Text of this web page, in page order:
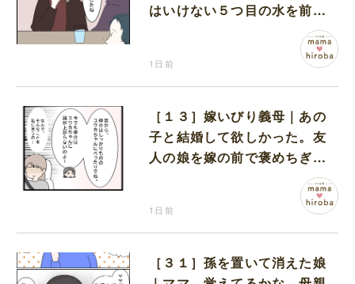
はいけない５つ目の水を前に
1日前
［１３］嫁いびり義母｜あの
子と結婚して欲しかった。友
人の娘を嫁の前で褒めちぎる
1日前
［３１］孫を置いて消えた娘